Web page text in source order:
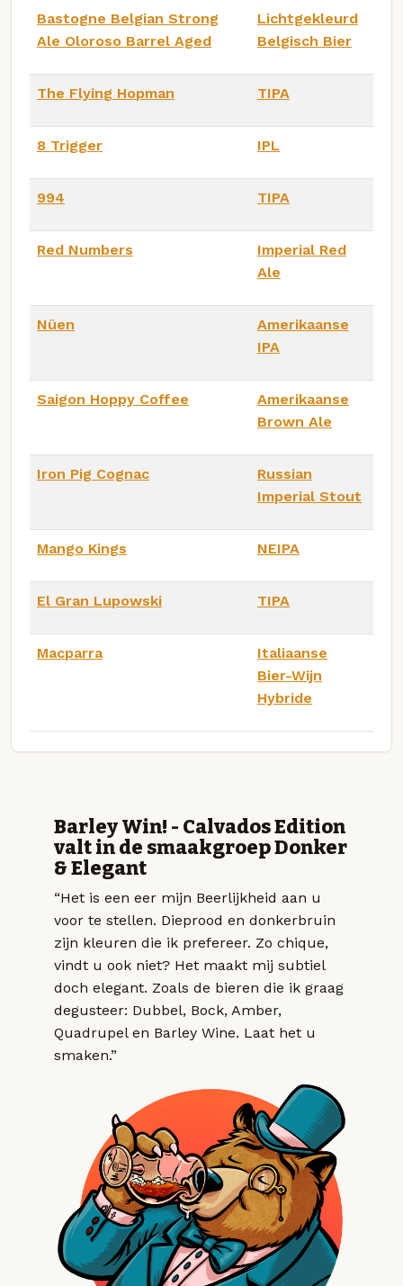
Bastogne Belgian Strong
Ale Oloroso Barrel Aged
Lichtgekleurd
Belgisch Bier
The Flying Hopman TIPA
8 Trigger IPL
994 TIPA
Red Numbers
Imperial Red
Ale
Nüen
Amerikaanse
IPA
Saigon Hoppy Coffee
Amerikaanse
Brown Ale
Iron Pig Cognac
Russian
Imperial Stout
Mango Kings NEIPA
El Gran Lupowski TIPA
Macparra
Italiaanse
Bier-Wijn
Hybride
Barley Win! - Calvados Edition
valt in de smaakgroep Donker
& Elegant
“Het is een eer mijn Beerlijkheid aan u
voor te stellen. Dieprood en donkerbruin
zijn kleuren die ik prefereer. Zo chique,
vindt u ook niet? Het maakt mij subtiel
doch elegant. Zoals de bieren die ik graag
degusteer: Dubbel, Bock, Amber,
Quadrupel en Barley Wine. Laat het u
smaken.”